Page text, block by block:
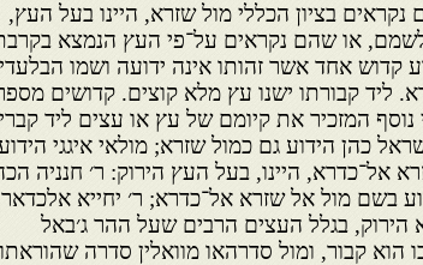
נקראים בציון הכללי מול שזרא, היינו בעל העץ,
לשמם, או שהם נקראים על־פי העץ הנמצא
קדוש אחד אשר זהותו אינה ידועה ושמו הבלעדי
ליד קבורתו ישנו עץ מלא קוצים. קדושים
נוסף המזכיר את קיומם של עץ או עצים ליד
כהן הידוע גם כמול שזרא; מולאי איגגי
אל־כדרא, היינו, בעל העץ הירוק: ר׳ חנניה
בשם מול אל שזרא אל־כדרא; ר׳ יחייא אלכדאר
הירוק, בגלל העצים הרבים שעל ההר ג׳באל
הוא קבור, ומול סדרהאו מוואלין סדרה